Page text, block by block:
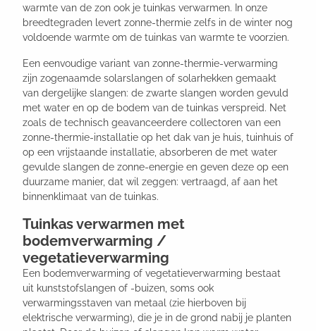
warmte van de zon ook je tuinkas verwarmen. In onze
breedtegraden levert zonne-thermie zelfs in de winter nog
voldoende warmte om de tuinkas van warmte te voorzien.
Een eenvoudige variant van zonne-thermie-verwarming
zijn zogenaamde solarslangen of solarhekken gemaakt
van dergelijke slangen: de zwarte slangen worden gevuld
met water en op de bodem van de tuinkas verspreid. Net
zoals de technisch geavanceerdere collectoren van een
zonne-thermie-installatie op het dak van je huis, tuinhuis of
op een vrijstaande installatie, absorberen de met water
gevulde slangen de zonne-energie en geven deze op een
duurzame manier, dat wil zeggen: vertraagd, af aan het
binnenklimaat van de tuinkas.
Tuinkas verwarmen met
bodemverwarming /
vegetatieverwarming
Een bodemverwarming of vegetatieverwarming bestaat
uit kunststofslangen of -buizen, soms ook
verwarmingsstaven van metaal (zie hierboven bij
elektrische verwarming), die je in de grond nabij je planten